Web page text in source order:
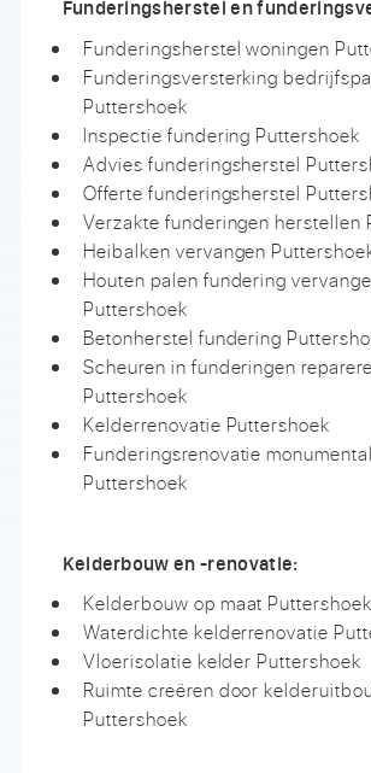
Funderingsherstel en
Funderingsherstel woningen
Funderingsversterking
Puttershoek
Inspectie fundering Puttershoek
Advies funderingsherstel
Offerte funderingsherstel
Verzakte funderingen herstellen
Heibalken vervangen
Houten palen fundering
Puttershoek
Betonherstel fundering
Scheuren in funderingen
Puttershoek
Kelderrenovatie Puttershoek
Funderingsrenovatie
Puttershoek
Kelderbouw en -renovatie:
Kelderbouw op maat Puttershoek
Waterdichte kelderrenovatie
Vloerisolatie kelder Puttershoek
Ruimte creëren door
Puttershoek